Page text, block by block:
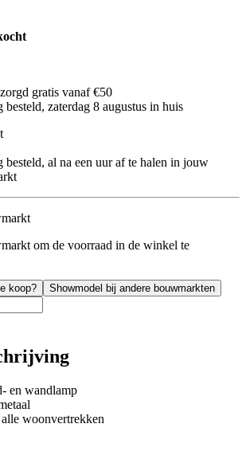
gratis vanaf €50
besteld, zaterdag 8 augustus in huis
besteld, al na een uur af te halen in jouw
om de voorraad in de winkel te
koop? Showmodel bij andere bouwmarkten
en wandlamp
woonvertrekken